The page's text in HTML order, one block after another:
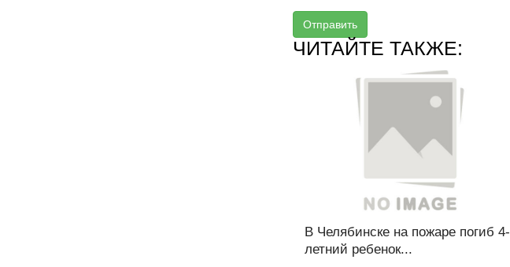
Отправить
ЧИТАЙТЕ ТАКЖЕ:
В Челябинске на пожаре погиб 4-
летний ребенок...